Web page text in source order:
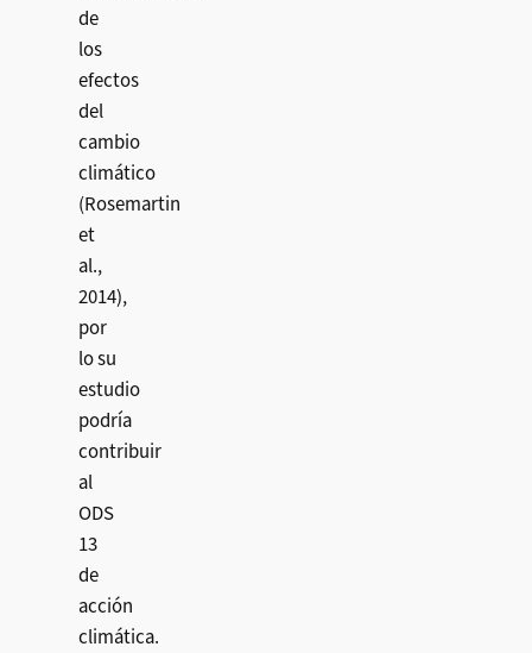
de
los
efectos
del
cambio
climático
(Rosemartin
et
al.,
2014),
por
lo su
estudio
podría
contribuir
al
ODS
13
de
acción
climática.